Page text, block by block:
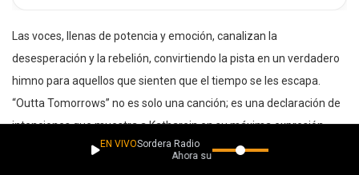
Las voces, llenas de potencia y emoción, canalizan la
desesperación y la rebelión, convirtiendo la pista en un verdadero
himno para aquellos que sienten que el tiempo se les escapa.
“Outta Tomorrows” no es solo una canción; es una declaración de
intenciones que muestra a Katharein en su máxima expresión,
dominando un sonido que es tanto clásico como moderno.
EN VIVOSordera Radio
Ahora suena